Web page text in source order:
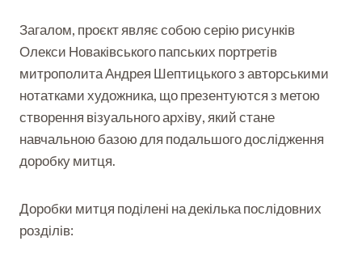
Загалом, проєкт являє собою серію рисунків
Олекси Новаківського папських портретів
митрополита Андрея Шептицького з авторськими
нотатками художника, що презентуются з метою
створення візуального архіву, який стане
навчальною базою для подальшого дослідження
доробку митця.
Доробки митця поділені на декілька послідовних
розділів: